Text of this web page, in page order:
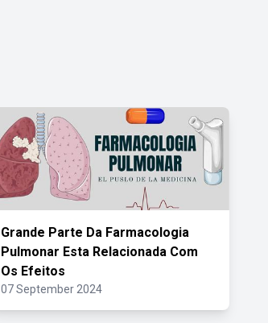
Grande Parte Da Farmacologia
Pulmonar Esta Relacionada Com
Os Efeitos
07 September 2024